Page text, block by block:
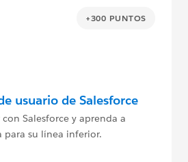
+300 PUNTOS
usuario de Salesforce
Salesforce y aprenda a
para su línea inferior.